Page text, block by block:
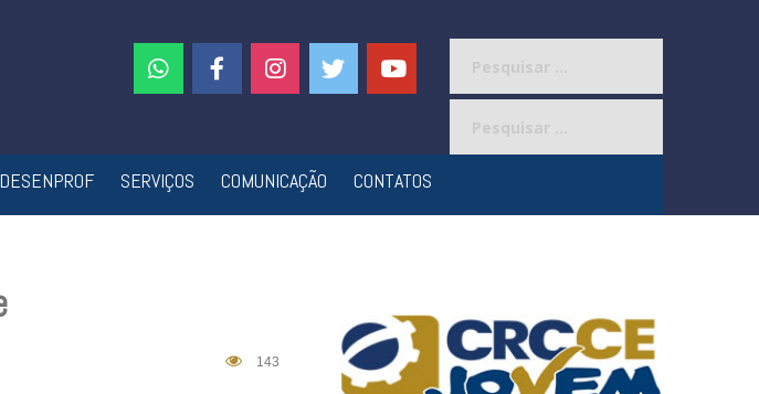
DESENPROF SERVIÇOS COMUNICAÇÃO CONTATOS
143